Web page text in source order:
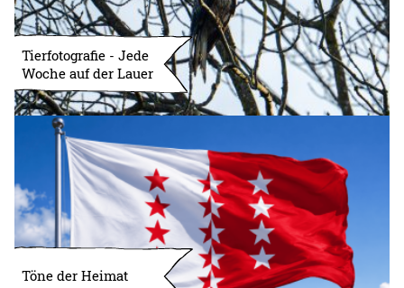
Tierfotografie - Jede
Woche auf der Lauer
Töne der Heimat